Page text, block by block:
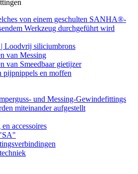
Loodvrij siliciumbrons
van Messing
van Smeedbaar gietijzer
pijpnippels en moffen
accessoires